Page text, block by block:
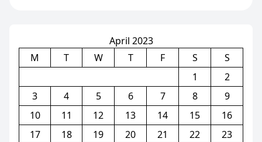
April 2023
M
T W T F S
S
1
2
3
4 5 6 7 8
9
10
11 12 13 14 15
16
17
18 19 20 21 22
23